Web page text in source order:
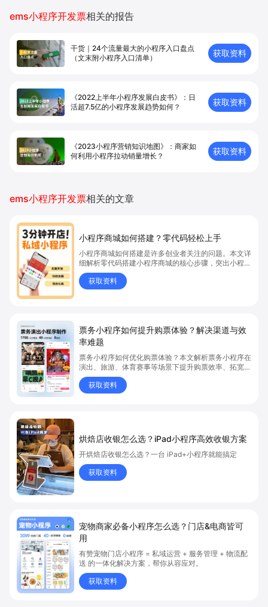
ems小程序开发票相关的报告
干货｜24个流量最大的小程序入口盘点
（文末附小程序入口清单）
获取资料
《2022上半年小程序发展白皮书》：日
活超7.5亿的小程序发展趋势如何？
获取资料
《2023小程序营销知识地图》：商家如
何利用小程序拉动销量增长？
获取资料
ems小程序开发票相关的文章
小程序商城如何搭建？零代码轻松上手
小程序商城如何搭建是许多创业者关注的问题。本文详
细解析零代码搭建小程序商城的核心步骤，突出小程序
商城、商城搭建与零代码开店优势，帮助你轻松实现商
品上架、全渠道销售及高效会员运营，快速开启线上卖
货新模式。点击获取详细操作指南！
获取资料
票务小程序如何提升购票体验？解决渠道与效
率难题
票务小程序如何优化购票体验？本文解析票务小程序在
演出、旅游、体育赛事等场景下提升购票效率、拓宽销
售渠道、实现会员精准营销的具体方式。关键词包括
“票务小程序”、“购票体验”、“购票效率”。
获取资料
烘焙店收银怎么选？iPad小程序高效收银方案
开烘焙店收银怎么选？一台 iPad+小程序就能搞定
获取资料
宠物商家必备小程序怎么选？门店&电商皆可
用
有赞宠物门店小程序 = 私域运营 + 服务管理 + 物流配
送 的一体化解决方案，帮你从容应对。
获取资料